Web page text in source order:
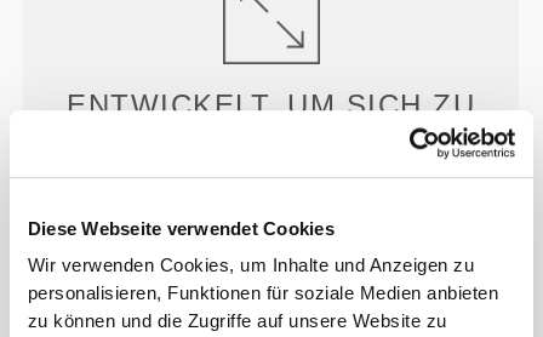
Diese Webseite verwendet Cookies
Wir verwenden Cookies, um Inhalte und Anzeigen zu
personalisieren, Funktionen für soziale Medien anbieten
zu können und die Zugriffe auf unsere Website zu
ENTWICKELT, UMSICH ZU
Im Labor entwickelte 2-Wege-Stretch-Konstruktion,
Richtungswechsel ausgelegt ist.